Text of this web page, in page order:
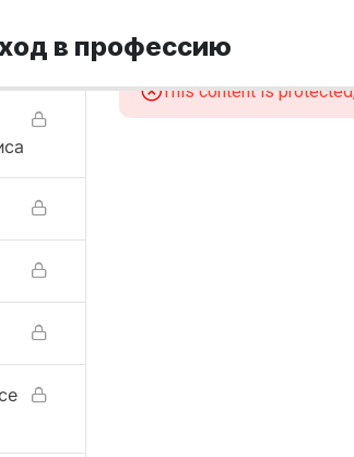
в профессию
This content is